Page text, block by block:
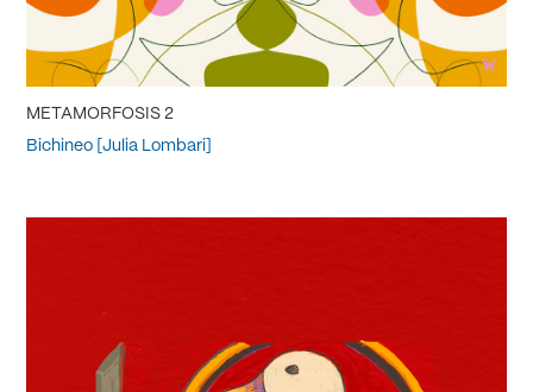
METAMORFOSIS 2
Bichineo [Julia Lombari]